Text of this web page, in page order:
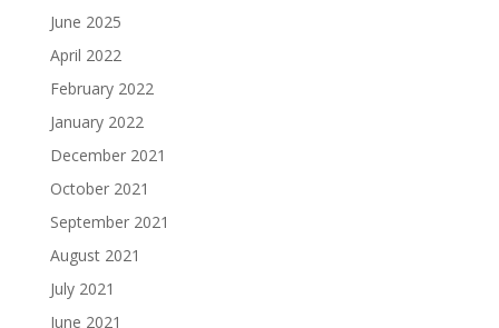
June 2025
April 2022
February 2022
January 2022
December 2021
October 2021
September 2021
August 2021
July 2021
June 2021